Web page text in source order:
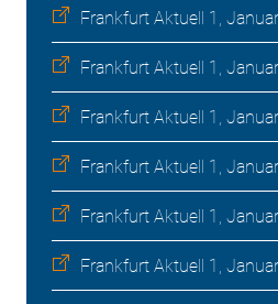
Frankfurt Aktuell 1,
Frankfurt Aktuell 1,
Frankfurt Aktuell 1,
Frankfurt Aktuell 1,
Frankfurt Aktuell 1,
Frankfurt Aktuell 1,